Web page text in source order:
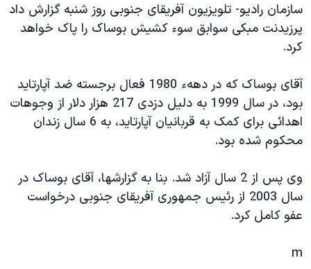
علم و فناوری
گالری عکس
آرشیو پخش زنده
حمله جمهوری اسلامی به اسرائیل
رمز مهسا
اعتراضات زن، زندگی، آزادی
مجموعه مستندهای دادخواهی
تریبونال مردمی آبان ۹۸
دادگاه حمید نوری
چهل سال گروگان‌گیری
قانون شفافیت دارائی کادر رهبری ایران
سازمان راديو- تلويزيون آفريقای جنوبی روز شنبه گزارش داد
پرزيدنت مبکی سوابق سوء کشيش بوساک را پاک خواهد
کرد.
آقای بوساک که در دههء 1980 فعال برجسته ضد آپارتايد
بود، در سال 1999 به دليل دزدی 217 هزار دلار از وجوهات
اهدائی برای کمک به قربانيان آپارتايد، به 6 سال زندان
محکوم شده بود.
وی پس از 2 سال آزاد شد. بنا به گزارشها، آقای بوساک در
سال 2003 از رئيس جمهوری آفريقای جنوبی درخواست
عفو کامل کرد.
m